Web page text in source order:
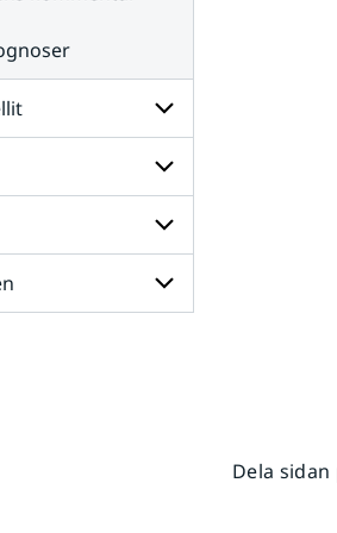
Undersidor
för
Radar
och
satellit
Undersidor
för
Väder
till
havs
Undersidor
för
Dela sidan